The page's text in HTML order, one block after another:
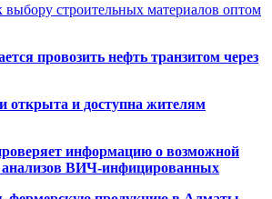
строительных материалов оптом
провозить нефть транзитом через
открыта и доступна жителям
информацию о возможной
анализов ВИЧ-инфицированных